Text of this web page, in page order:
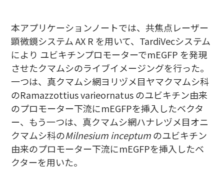
本アプリケーションノートでは、共焦点レーザー
顕微鏡システム AX R を用いて、TardiVecシステム
により ユビキチンプロモーターでmEGFP を発現
させたクマムシのライブイメージングを行った。
一つは、真クマムシ網ヨリヅメ目ヤマクマムシ科
のRamazzottius varieornatus のユビキチン由来
のプロモーター下流にmEGFPを挿入したベクタ
ー、もう一つは、真クマムシ網ハナレヅメ目オニ
クマムシ科のMilnesium inceptumのユビキチン
由来のプロモーター下流にmEGFPを挿入したベ
クターを用いた。